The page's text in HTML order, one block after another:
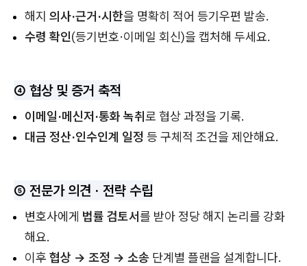
해지 의사·근거·시한을 명확히 적어 등기우편 발송.
수령 확인(등기번호·이메일 회신)을 캡처해 두세요.
④ 협상 및 증거 축적
이메일·메신저·통화 녹취로 협상 과정을 기록.
대금 정산·인수인계 일정 등 구체적 조건을 제안해요.
⑤ 전문가 의견 · 전략 수립
변호사에게 법률 검토서를 받아 정당 해지 논리를 강화
해요.
이후 협상 → 조정 → 소송 단계별 플랜을 설계합니다.